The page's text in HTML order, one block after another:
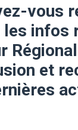
vous
les infos
et